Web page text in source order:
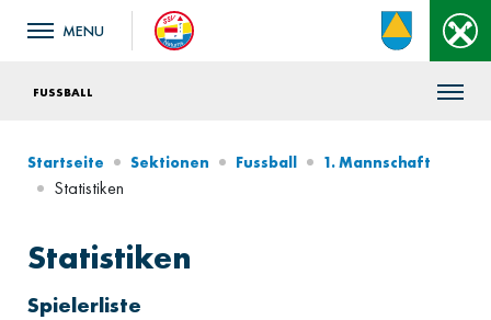
FUSSBALL
Startseite Sektionen Fussball 1. Mannschaft
Statistiken
Statistiken
Spielerliste